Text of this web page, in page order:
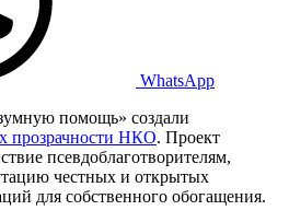
WhatsApp
помощь» создали
прозрачности НКО. Проект
псевдоблаготворителям,
честных и открытых
для собственного обогащения.